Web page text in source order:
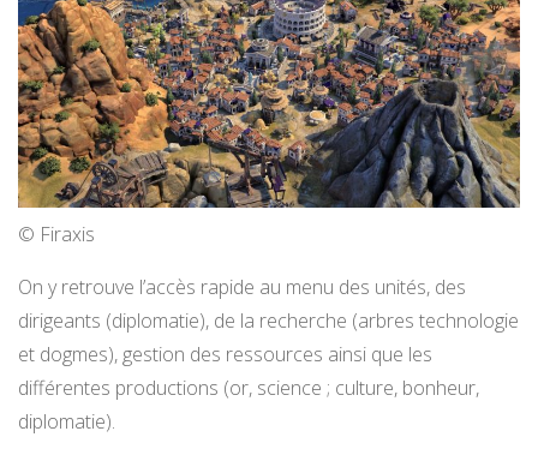
© Firaxis
On y retrouve l’accès rapide au menu des unités, des
dirigeants (diplomatie), de la recherche (arbres technologie
et dogmes), gestion des ressources ainsi que les
différentes productions (or, science ; culture, bonheur,
diplomatie).